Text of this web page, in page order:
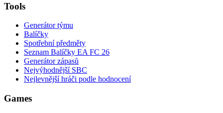
Tools
Generátor týmu
Balíčky
Spotřební předměty
Seznam Balíčky EA FC 26
Generátor zápasů
Nejvýhodnější SBC
Nejlevnější hráči podle hodnocení
Games